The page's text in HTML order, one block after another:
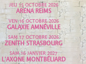
JEU 15 OCTOBRE 2026
ARENA REIMS
VEN 16 OCTOBRE 2026
GALAXIE AMNÉVILLE
SAM 17 OCTOBRE 2026
ZENITH STRASBOURG
SAM 16 JANVIER 2027
L'AXONE MONTBÉLIARD